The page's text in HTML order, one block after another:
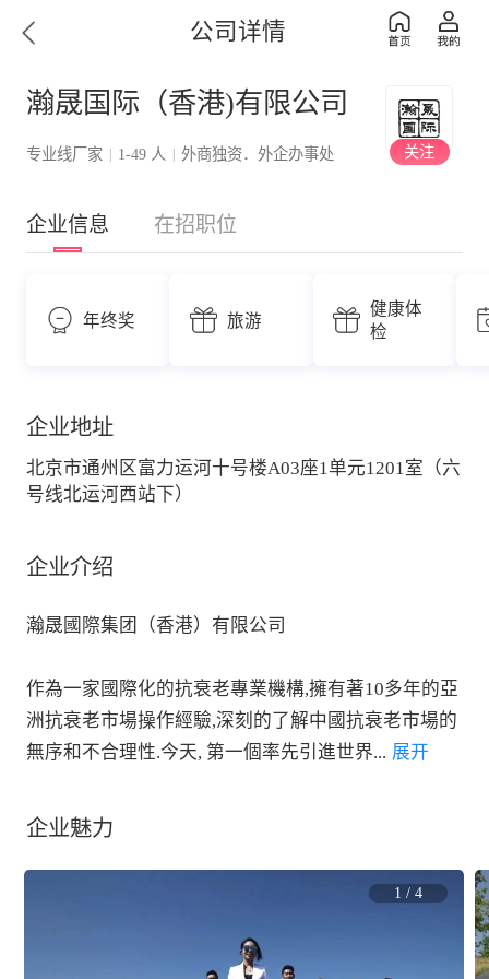
公司详情
瀚晟国际（香港)有限公司
专业线厂家 | 1-49 人 | 外商独资．外企办事处 关注
企业信息 在招职位
年终奖 旅游
健康体
检
企业地址
北京市通州区富力运河十号楼A03座1单元1201室（六
号线北运河西站下）
企业介绍
瀚晟國際集团（香港）有限公司
作為一家國際化的抗衰老專業機構,擁有著10多年的亞
洲抗衰老市場操作經驗,深刻的了解中國抗衰老市場的
無序和不合理性.今天, 第一個率先引進世界... 展开
企业魅力
1 / 4